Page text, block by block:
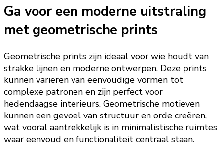
Ga voor een moderne uitstraling
met geometrische prints
Geometrische prints zijn ideaal voor wie houdt van
strakke lijnen en moderne ontwerpen. Deze prints
kunnen variëren van eenvoudige vormen tot
complexe patronen en zijn perfect voor
hedendaagse interieurs. Geometrische motieven
kunnen een gevoel van structuur en orde creëren,
wat vooral aantrekkelijk is in minimalistische ruimtes
waar eenvoud en functionaliteit centraal staan.